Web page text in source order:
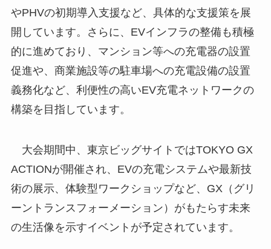
やPHVの初期導入支援など、具体的な支援策を展
開しています。さらに、EVインフラの整備も積極
的に進めており、マンション等への充電器の設置
促進や、商業施設等の駐車場への充電設備の設置
義務化など、利便性の高いEV充電ネットワークの
構築を目指しています。
大会期間中、東京ビッグサイトではTOKYO GX
ACTIONが開催され、EVの充電システムや最新技
術の展示、体験型ワークショップなど、GX（グリ
ーントランスフォーメーション）がもたらす未来
の生活像を示すイベントが予定されています。